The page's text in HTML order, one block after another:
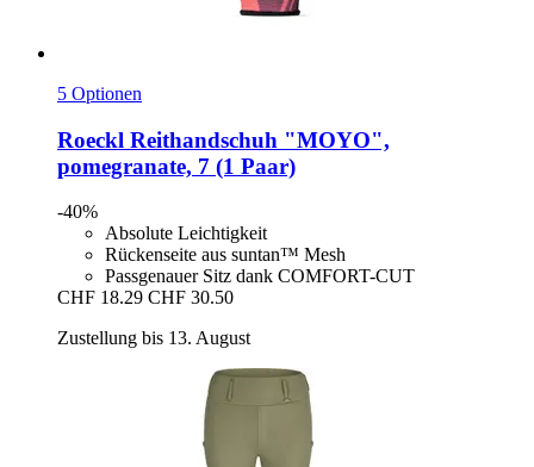
5 Optionen
Roeckl Reithandschuh "MOYO",
pomegranate, 7 (1 Paar)
-40%
Absolute Leichtigkeit
Rückenseite aus suntan™ Mesh
Passgenauer Sitz dank COMFORT-CUT
CHF 18.29 CHF 30.50
Zustellung bis 13. August